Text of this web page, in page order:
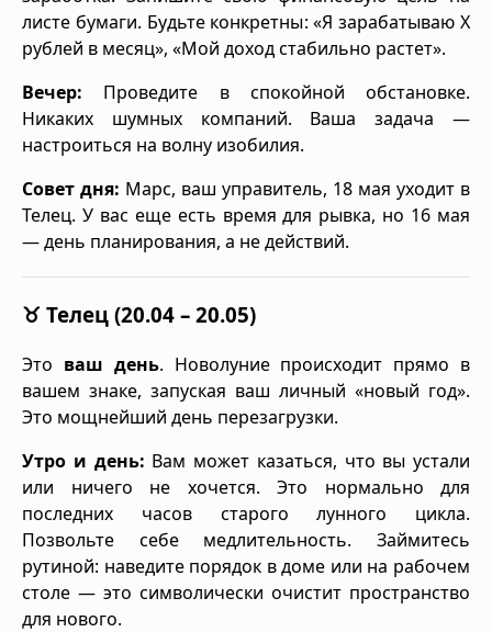
листе бумаги. Будьте конкретны: «Я зарабатываю Х
рублей в месяц», «Мой доход стабильно растет».
Вечер: Проведите в спокойной обстановке.
Никаких шумных компаний. Ваша задача —
настроиться на волну изобилия.
Совет дня: Марс, ваш управитель, 18 мая уходит в
Телец. У вас еще есть время для рывка, но 16 мая
— день планирования, а не действий.
♉ Телец (20.04 – 20.05)
Это ваш день. Новолуние происходит прямо в
вашем знаке, запуская ваш личный «новый год».
Это мощнейший день перезагрузки.
Утро и день: Вам может казаться, что вы устали
или ничего не хочется. Это нормально для
последних часов старого лунного цикла.
Позвольте себе медлительность. Займитесь
рутиной: наведите порядок в доме или на рабочем
столе — это символически очистит пространство
для нового.